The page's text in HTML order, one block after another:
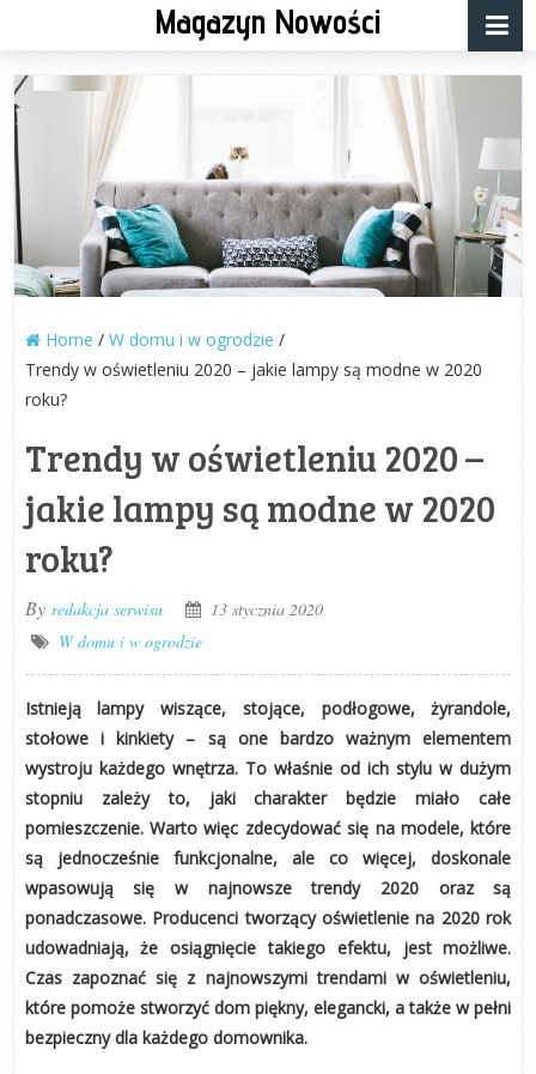
Magazyn Nowości
Home / W domu i w ogrodzie /
Trendy w oświetleniu 2020 – jakie lampy są modne w 2020
roku?
Trendy w oświetleniu 2020 –
jakie lampy są modne w 2020
roku?
By redakcja serwisu
13 stycznia 2020
W domu i w ogrodzie
Istnieją lampy wiszące, stojące, podłogowe, żyrandole,
stołowe i kinkiety – są one bardzo ważnym elementem
wystroju każdego wnętrza. To właśnie od ich stylu w dużym
stopniu zależy to, jaki charakter będzie miało całe
pomieszczenie. Warto więc zdecydować się na modele, które
są jednocześnie funkcjonalne, ale co więcej, doskonale
wpasowują się w najnowsze trendy 2020 oraz są
ponadczasowe. Producenci tworzący oświetlenie na 2020 rok
udowadniają, że osiągnięcie takiego efektu, jest możliwe.
Czas zapoznać się z najnowszymi trendami w oświetleniu,
które pomoże stworzyć dom piękny, elegancki, a także w pełni
bezpieczny dla każdego domownika.